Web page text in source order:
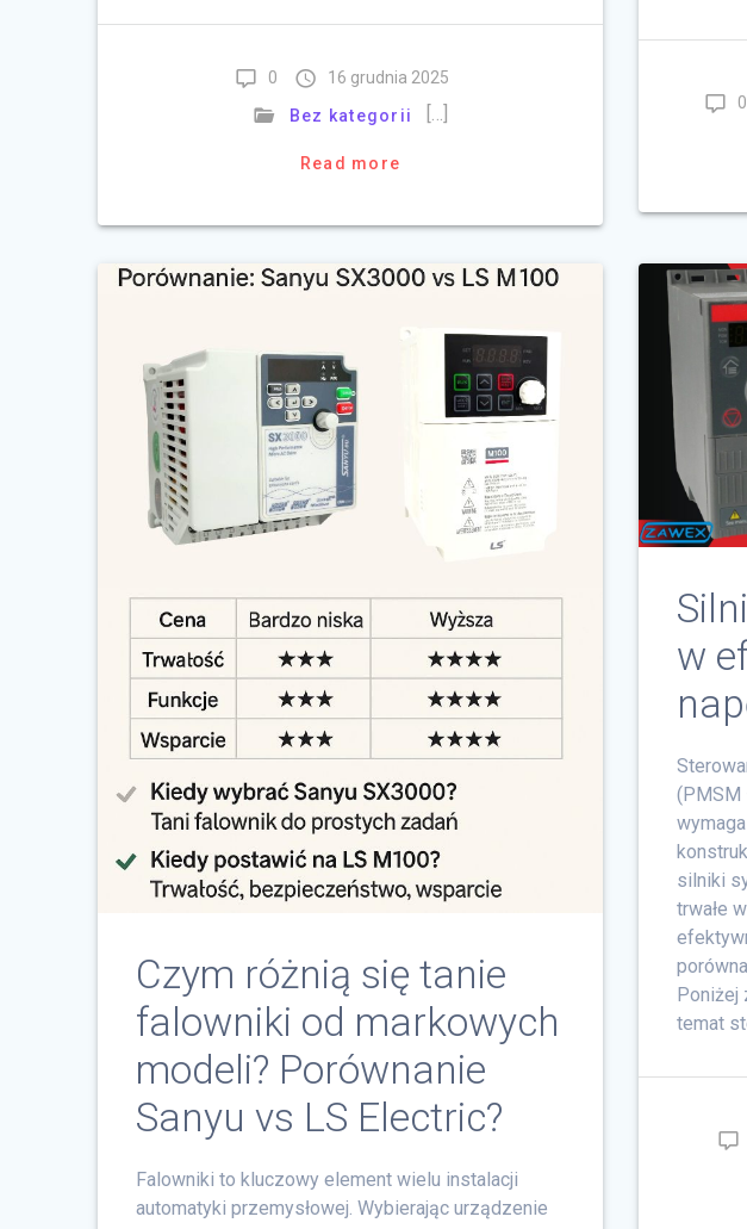
0
16 grudnia 2025
Bez kategorii
[…]
Read more
0
Czym różnią się tanie
falowniki od markowych
modeli? Porównanie
Sanyu vs LS Electric?
Falowniki to kluczowy element wielu instalacji
automatyki przemysłowej. Wybierając urządzenie
w
(PMSM
silniki
trwałe
Poniżej
temat